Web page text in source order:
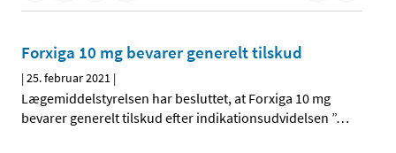
Forxiga 10 mg bevarer generelt tilskud
|25. februar 2021 |
Lægemiddelstyrelsen har besluttet, at Forxiga 10 mg
bevarer generelt tilskud efter indikationsudvidelsen ”…